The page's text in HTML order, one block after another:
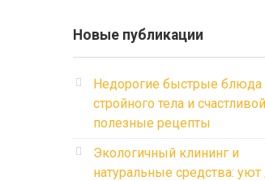
Новые публикации
Недорогие быстрые блюда
стройного тела и
полезные рецепты
Экологичный клининг и
натуральные средства: